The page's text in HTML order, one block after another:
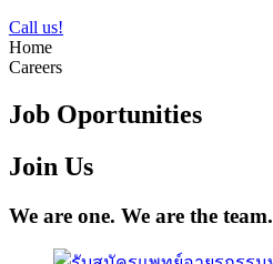
Call us!
Home
Careers
Job Oportunities
Join Us
We are one. We are the team.